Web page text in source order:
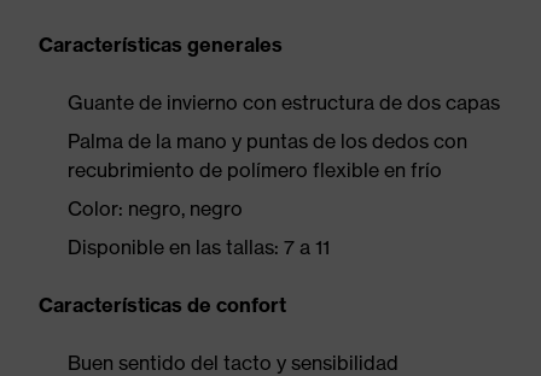
Características generales
Guante de invierno con estructura de dos capas
Palma de la mano y puntas de los dedos con
recubrimiento de polímero flexible en frío
Color: negro, negro
Disponible en las tallas: 7 a 11
Características de confort
Buen sentido del tacto y sensibilidad